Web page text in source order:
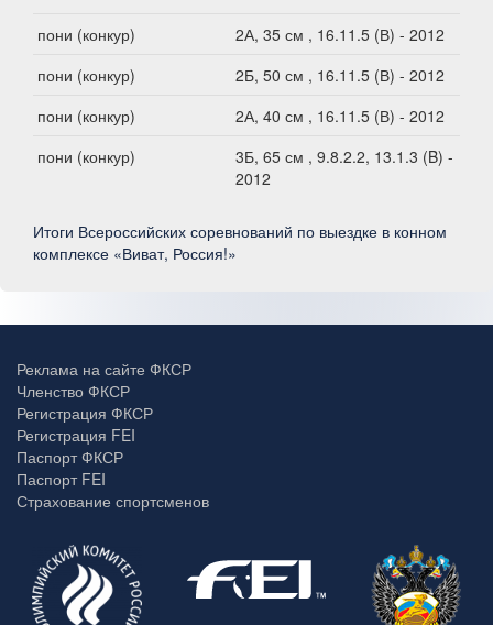
пони (конкур)
2А, 35 см , 16.11.5 (В) - 2012
пони (конкур)
2Б, 50 см , 16.11.5 (В) - 2012
пони (конкур)
2А, 40 см , 16.11.5 (В) - 2012
пони (конкур)
3Б, 65 см , 9.8.2.2, 13.1.3 (B) -
2012
Итоги Всероссийских соревнований по выездке в конном
комплексе «Виват, Россия!»
Реклама на сайте ФКСР
Членство ФКСР
Регистрация ФКСР
Регистрация FEI
Паспорт ФКСР
Паспорт FEI
Страхование спортсменов